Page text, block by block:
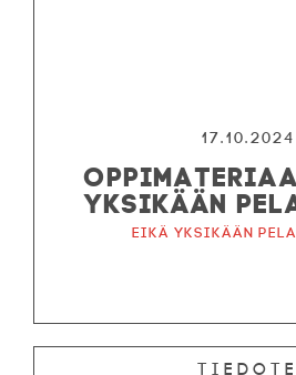
17.10.2024
YKSIKÄÄN
Eikä yksikään
Tiedote